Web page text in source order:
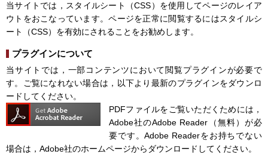
当サイトでは，スタイルシート（CSS）を使用してページのレイア
ウトをおこなっています。ページを正常に閲覧するにはスタイルシ
ート（CSS）を有効にされることをお勧めします。
プラグインについて
当サイトでは，一部コンテンツにおいて閲覧プラグインが必要で
す。ご覧になれない場合は，以下より最新のプラグインをダウンロ
ードしてください。
PDFファイルをご覧いただくためには，
Adobe社のAdobe Reader（無料）が必
要です。Adobe Readerをお持ちでない
場合は，Adobe社のホームページからダウンロードしてください。